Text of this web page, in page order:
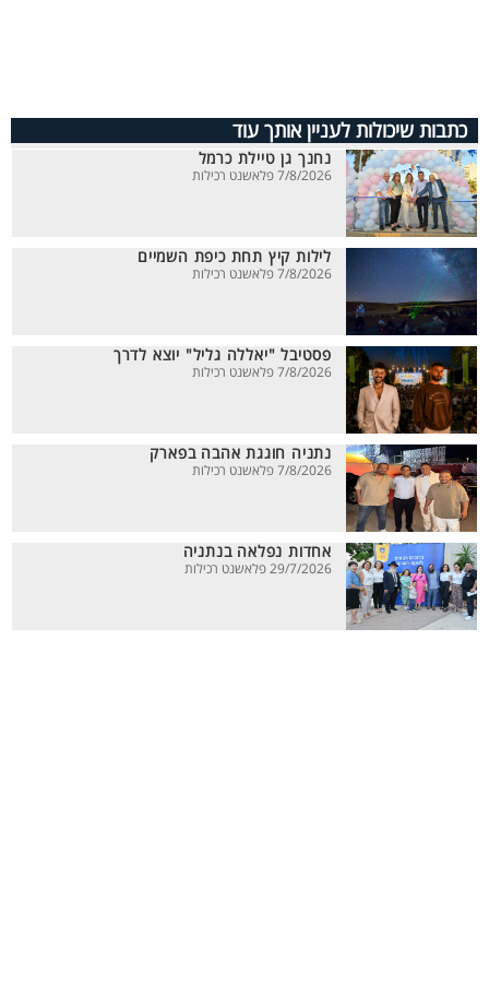
כתבות שיכולות לעניין אותך עוד
נחנך גן טיילת כרמל
7/8/2026 פלאשנט רכילות
לילות קיץ תחת כיפת השמיים
7/8/2026 פלאשנט רכילות
פסטיבל "יאללה גליל" יוצא לדרך
7/8/2026 פלאשנט רכילות
נתניה חוגגת אהבה בפארק
7/8/2026 פלאשנט רכילות
אחדות נפלאה בנתניה
29/7/2026 פלאשנט רכילות